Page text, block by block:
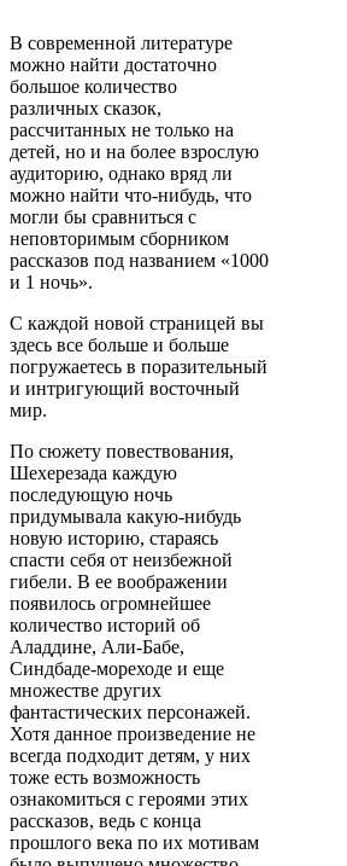
В современной литературе
можно найти достаточно
большое количество
различных сказок,
рассчитанных не только на
детей, но и на более взрослую
аудиторию, однако вряд ли
можно найти что-нибудь, что
могли бы сравниться с
неповторимым сборником
рассказов под названием «1000
и 1 ночь».
С каждой новой страницей вы
здесь все больше и больше
погружаетесь в поразительный
и интригующий восточный
мир.
По сюжету повествования,
Шехерезада каждую
последующую ночь
придумывала какую-нибудь
новую историю, стараясь
спасти себя от неизбежной
гибели. В ее воображении
появилось огромнейшее
количество историй об
Аладдине, Али-Бабе,
Синдбаде-мореходе и еще
множестве других
фантастических персонажей.
Хотя данное произведение не
всегда подходит детям, у них
тоже есть возможность
ознакомиться с героями этих
рассказов, ведь с конца
прошлого века по их мотивам